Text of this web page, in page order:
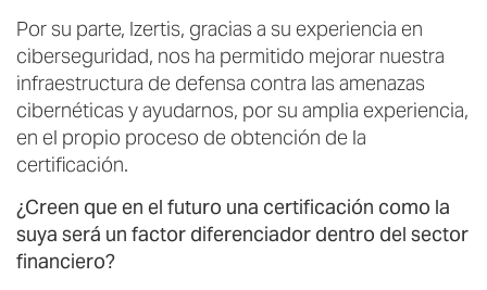
Por su parte, Izertis, gracias a su experiencia en
ciberseguridad, nos ha permitido mejorar nuestra
infraestructura de defensa contra las amenazas
cibernéticas y ayudarnos, por su amplia experiencia,
en el propio proceso de obtención de la
certificación.
¿Creen que en el futuro una certificación como la
suya será un factor diferenciador dentro del sector
financiero?